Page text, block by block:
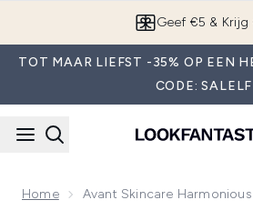
App
TOT MAAR LIEFST -35% OP EEN
CODE: SALELF
Home Avant Skincare